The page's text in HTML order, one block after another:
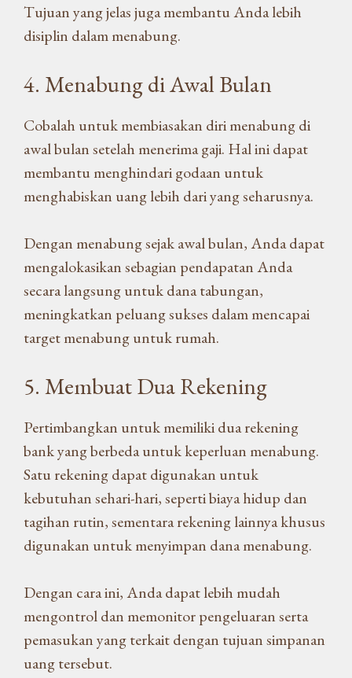
Tujuan yang jelas juga membantu Anda lebih
disiplin dalam menabung.
4. Menabung di Awal Bulan
Cobalah untuk membiasakan diri menabung di
awal bulan setelah menerima gaji. Hal ini dapat
membantu menghindari godaan untuk
menghabiskan uang lebih dari yang seharusnya.
Dengan menabung sejak awal bulan, Anda dapat
mengalokasikan sebagian pendapatan Anda
secara langsung untuk dana tabungan,
meningkatkan peluang sukses dalam mencapai
target menabung untuk rumah.
5. Membuat Dua Rekening
Pertimbangkan untuk memiliki dua rekening
bank yang berbeda untuk keperluan menabung.
Satu rekening dapat digunakan untuk
kebutuhan sehari-hari, seperti biaya hidup dan
tagihan rutin, sementara rekening lainnya khusus
digunakan untuk menyimpan dana menabung.
Dengan cara ini, Anda dapat lebih mudah
mengontrol dan memonitor pengeluaran serta
pemasukan yang terkait dengan tujuan simpanan
uang tersebut.